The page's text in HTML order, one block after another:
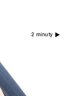
2 minuty